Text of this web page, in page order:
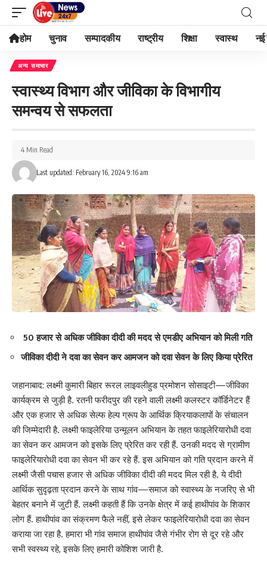
होम चुनाव सम्पादकीय राष्ट्रीय शिक्षा स्वास्थ नई
अन्य समाचार
स्वास्थ्य विभाग और ​जीविका के विभागीय
समन्वय से सफलता
Last updated: February 16, 2024 9:16 am
4 Min Read
50 हजार से अधिक जीविका दीदी की मदद से एमडीए अभियान को मिली गति
जीविका दीदी ने दवा का सेवन कर आमजन को दवा सेवन के लिए किया प्रेरित
जहानाबाद: लक्ष्मी कुमारी बिहार रूरल लाइवलीहुड प्रमोशन सोसाइटी—जीविका
कार्यक्रम से जुड़ी है. रतनी फरीदपुर की रहने वाली लक्ष्मी कलस्टर कॉर्डिनेटर हैं
और एक हजार से अधिक सेल्फ हेल्प ग्रूप के आर्थिक क्रियाकलापों के संचालन
की जिम्मेदारी है. लक्ष्मी फाइलेरिया उन्मूलन अभियान के तहत फाइलेरियारोधी दवा
का सेवन कर आमजन को इसके लिए प्रेरित कर रही हैं. उनकी मदद से ग्रामीण
फाइलेरियारोधी दवा का सेवन भी कर रहे हैं. इस अभियान को गति प्रदान करने में
लक्ष्मी जैसी पचास हजार से अधिक जीविका दीदी की मदद मिल रही है. ये दीदी
आर्थिक सुदृढ़ता प्रदान करने के साथ गांव—समाज को स्वास्थ्य के नजरिए से भी
बेहतर बनाने में जुटी हैं. लक्ष्मी कहती हैं कि उनके क्षेत्र में कई हाथीपांव के शिकार
लोग हैं. हा​थीपांव का संक्रमण फैले नहीं, इसे लेकर फाइलेरियारोधी दवा का सेवन
कराया जा रहा है. हमारा भी गांव समाज हाथीपांव जैसे गंभीर रोग से दूर रहे और
सभी स्वस्थ्य रहे, इसके लिए हमारी कोशिश जारी है.